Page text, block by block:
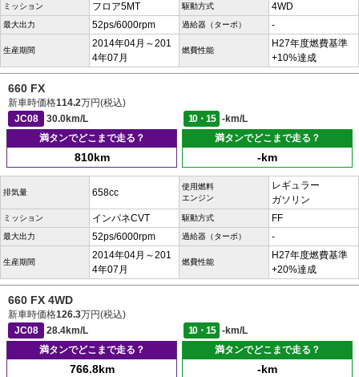
ミッション フロア5MT 駆動方式 4WD
最大出力 52ps/6000rpm 過給器（ターボ） -
生産期間
2014年04月～201
4年07月
燃費性能
H27年度燃費基準
+10%達成
660 FX
新車時価格114.2万円(税込)
JC08
30.0km/L 10・15
-km/L
満タンでどこまで走る？
810km
満タンでどこまで走る？
-km
排気量 658cc
使用燃料
エンジン
レギュラー
ガソリン
ミッション インパネCVT 駆動方式 FF
最大出力 52ps/6000rpm 過給器（ターボ） -
生産期間
2014年04月～201
4年07月
燃費性能
H27年度燃費基準
+20%達成
660 FX 4WD
新車時価格126.3万円(税込)
JC08
28.4km/L 10・15
-km/L
満タンでどこまで走る？
766.8km
満タンでどこまで走る？
-km